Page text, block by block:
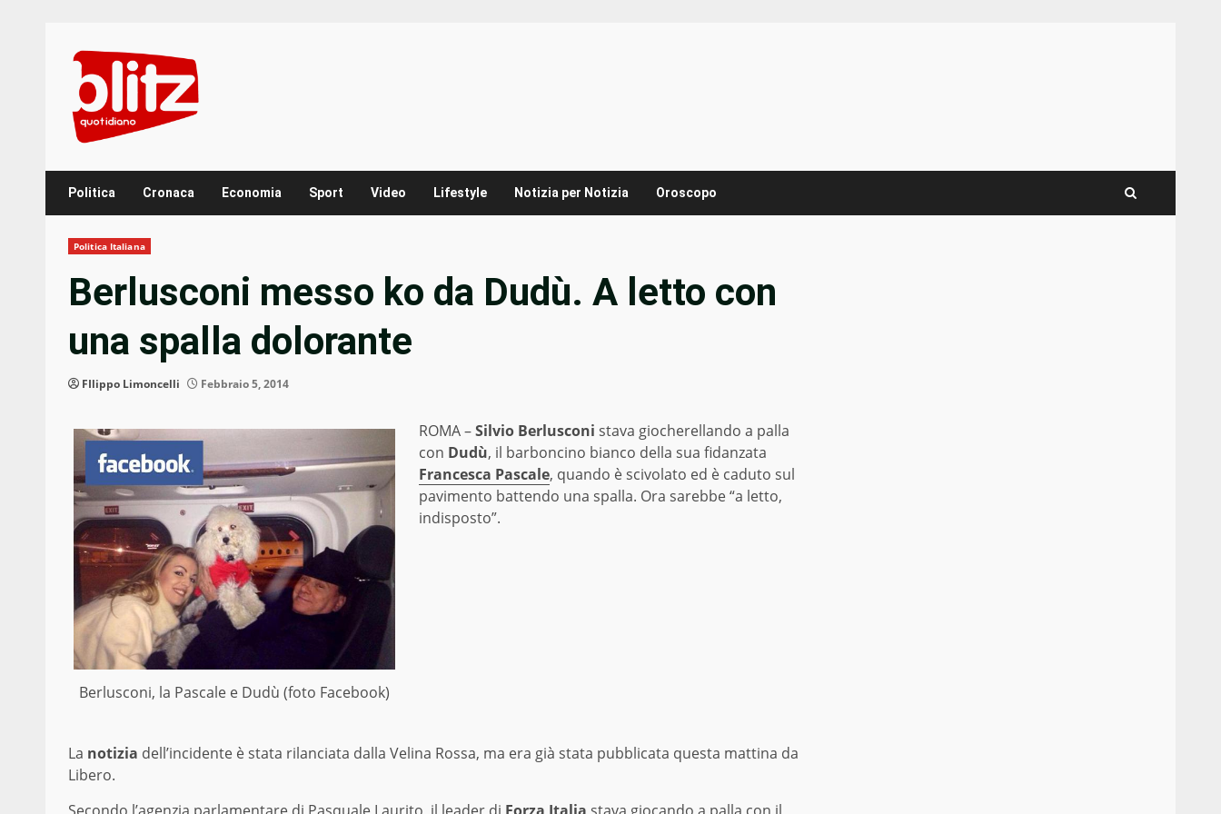
content
Politica Cronaca Economia Sport Video Lifestyle Notizia per Notizia Oroscopo
Politica Italiana
Berlusconi messo ko da Dudù. A letto con
una spalla dolorante
FIlippo Limoncelli Febbraio 5, 2014
Berlusconi, la Pascale e Dudù (foto Facebook)
ROMA –Silvio Berlusconi stava giocherellando a palla
con Dudù, il barboncino bianco della sua fidanzata
Francesca Pascale, quando è scivolato ed è caduto sul
pavimento battendo una spalla. Ora sarebbe “a letto,
indisposto”.
La notizia dell’incidente è stata rilanciata dalla Velina Rossa, ma era già stata pubblicata questa mattina da
Libero.